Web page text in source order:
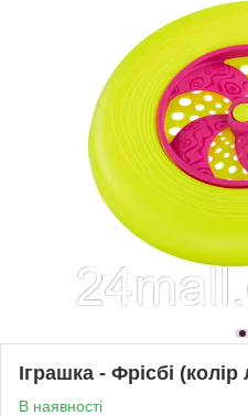
Іграшка - Фрісбі
В наявності